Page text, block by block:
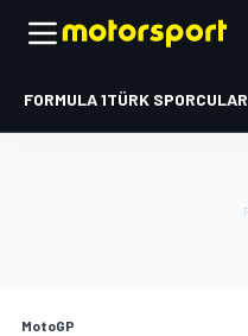
FORMULA 1TÜRK SPORCULAR
MotoGP